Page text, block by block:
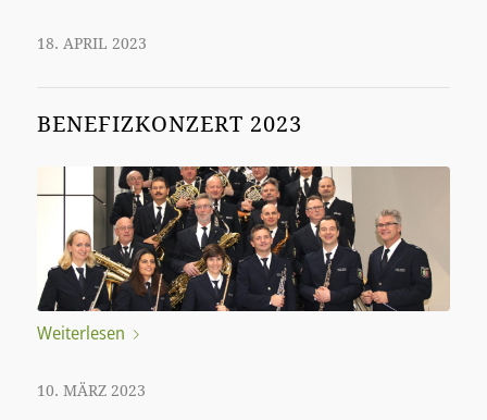
18. APRIL 2023
BENEFIZKONZERT 2023
Weiterlesen
10. MÄRZ 2023